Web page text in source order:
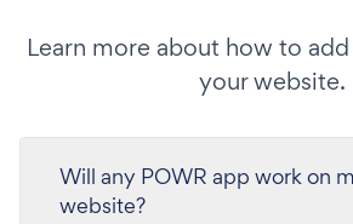
Learn more about how to
your website.
Will any POWR app work on
website?